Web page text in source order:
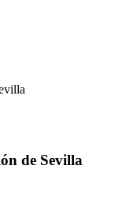
de Sevilla